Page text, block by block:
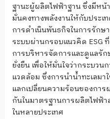
ฐานะผู้ผลิตไฟฟ้าฐาน ซึ่งมีหน้
มั่นคงทางพลังงานให้กับประ
การดำเนินพันธกิจในการรักษ
ระบบผ่านกรอบแนวคิด ESG
การบริหารจัดการและดูแลรั
ยั่งยืน เพื่อให้มั่นใจว่ากระบว
แวดล้อม ซึ่งการนำน้ำทะเลมา
แลกเปลี่ยนความร้อนของกา
กันในมาตรฐานการผลิตไฟฟ้า
ในหลายประเทศ